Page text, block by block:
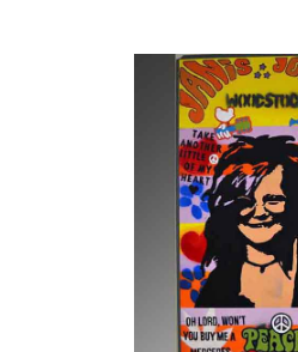
TOEVOEGEN AAN
WINKELWAGEN